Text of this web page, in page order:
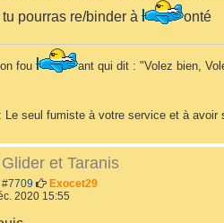
pourras re/binder à
onté
fou ant qui dit : "Volez bien,
Le seul fumiste à votre service et à avoir
et Taranis
#7709
Exocet29
2020 15:55